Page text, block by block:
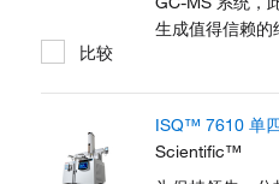
分析挑战，系统
生成值得信赖
都能提供一致
NeverVent™ 技
比较
ISQ™ 7610 单
Scientific™